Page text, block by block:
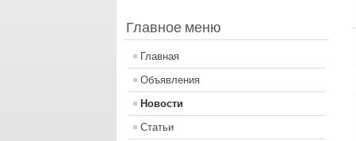
Главное меню
Главная
Объявления
Новости
Статьи